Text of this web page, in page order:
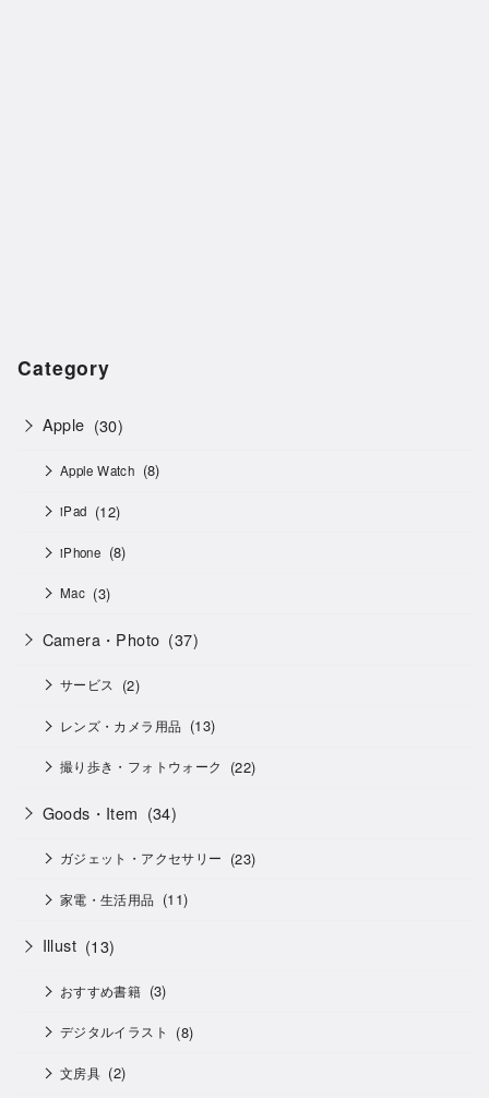
Category
Apple (30)
Apple Watch (8)
iPad (12)
iPhone (8)
Mac (3)
Camera・Photo (37)
サービス (2)
レンズ・カメラ用品 (13)
撮り歩き・フォトウォーク (22)
Goods・Item (34)
ガジェット・アクセサリー (23)
家電・生活用品 (11)
Illust (13)
おすすめ書籍 (3)
デジタルイラスト (8)
文房具 (2)